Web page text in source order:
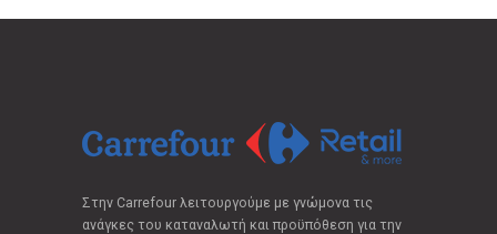
Στην Carrefour λειτουργούμε με γνώμονα τις
ανάγκες του καταναλωτή και προϋπόθεση για την